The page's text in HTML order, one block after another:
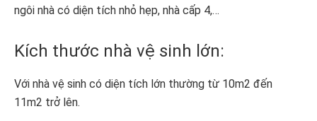
ngôi nhà có diện tích nhỏ hẹp, nhà cấp 4,…
Kích thước nhà vệ sinh lớn:
Với nhà vệ sinh có diện tích lớn thường từ 10m2 đến
11m2 trở lên.